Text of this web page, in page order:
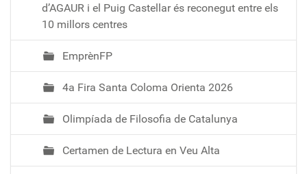
d’AGAUR i el Puig Castellar és reconegut entre els
10 millors centres
EmprènFP
4a Fira Santa Coloma Orienta 2026
Olimpíada de Filosofia de Catalunya
Certamen de Lectura en Veu Alta